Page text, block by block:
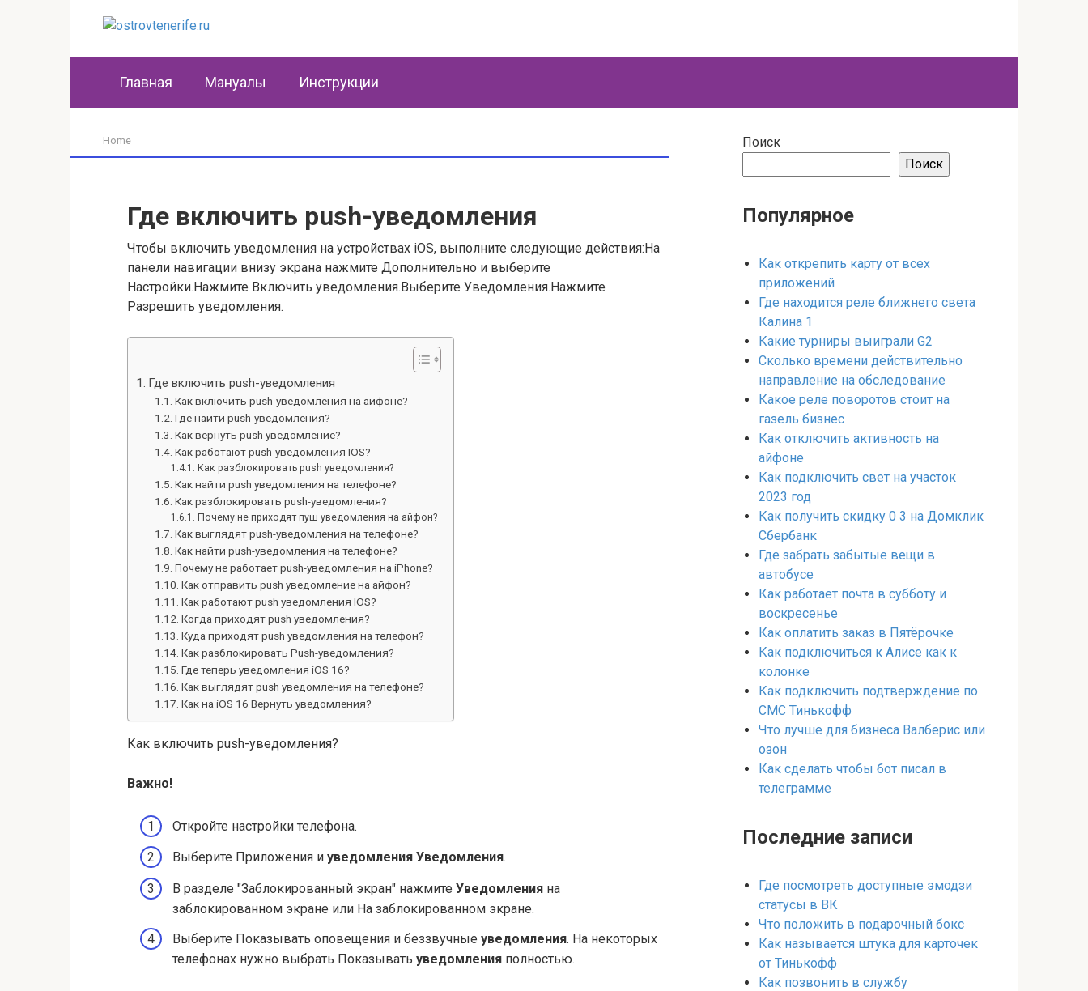
Главная Мануалы Инструкции
Home
Где включить push-уведомления
Чтобы включить уведомления на устройствах iOS, выполните следующие действия:На
панели навигации внизу экрана нажмите Дополнительно и выберите
Настройки.Нажмите Включить уведомления.Выберите Уведомления.Нажмите
Разрешить уведомления.
Где включить push-уведомления
Как включить push-уведомления на айфоне?
Где найти push-уведомления?
Как вернуть push уведомление?
Как работают push-уведомления IOS?
Как разблокировать push уведомления?
Как найти push уведомления на телефоне?
Как разблокировать push-уведомления?
Почему не приходят пуш уведомления на айфон?
Как выглядят push-уведомления на телефоне?
Как найти push-уведомления на телефоне?
Почему не работает push-уведомления на iPhone?
Как отправить push уведомление на айфон?
Как работают push уведомления IOS?
Когда приходят push уведомления?
Куда приходят push уведомления на телефон?
Как разблокировать Push-уведомления?
Где теперь уведомления iOS 16?
Как выглядят push уведомления на телефоне?
Как на iOS 16 Вернуть уведомления?
Как включить push-уведомления?
Важно!
Откройте настройки телефона.
Выберите Приложения и уведомления Уведомления.
В разделе "Заблокированный экран" нажмите Уведомления на
заблокированном экране или На заблокированном экране.
Выберите Показывать оповещения и беззвучные уведомления. На некоторых
телефонах нужно выбрать Показывать уведомления полностью.
Поиск
Поиск
Популярное
Как открепить карту от всех
приложений
Где находится реле ближнего света
Калина 1
Какие турниры выиграли G2
Сколько времени действительно
направление на обследование
Какое реле поворотов стоит на
газель бизнес
Как отключить активность на
айфоне
Как подключить свет на участок
2023 год
Как получить скидку 0 3 на Домклик
Сбербанк
Где забрать забытые вещи в
автобусе
Как работает почта в субботу и
воскресенье
Как оплатить заказ в Пятёрочке
Как подключиться к Алисе как к
колонке
Как подключить подтверждение по
СМС Тинькофф
Что лучше для бизнеса Валберис или
озон
Как сделать чтобы бот писал в
телеграмме
Последние записи
Где посмотреть доступные эмодзи
статусы в ВК
Что положить в подарочный бокс
Как называется штука для карточек
от Тинькофф
Как позвонить в службу